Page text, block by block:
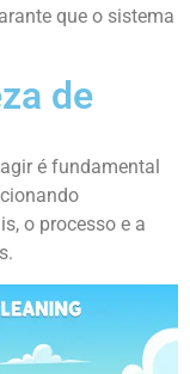
que o sistema
de
é fundamental
o processo e a